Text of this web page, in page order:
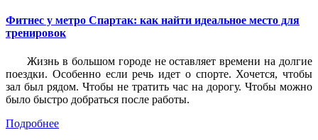
Фитнес у метро Спартак: как найти идеальное место для
тренировок
Жизнь в большом городе не оставляет времени на долгие
поездки. Особенно если речь идет о спорте. Хочется, чтобы
зал был рядом. Чтобы не тратить час на дорогу. Чтобы можно
было быстро добраться после работы.
Подробнее